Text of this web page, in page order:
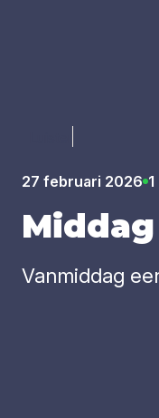
27 februari 2026
Vanmiddag